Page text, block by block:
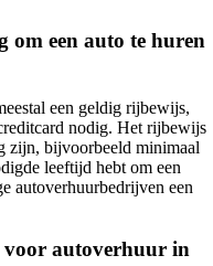
om een auto te huren
een geldig rijbewijs,
nodig. Het rijbewijs
zijn, bijvoorbeeld minimaal
leeftijd hebt om een
autoverhuurbedrijven een
voor autoverhuur in